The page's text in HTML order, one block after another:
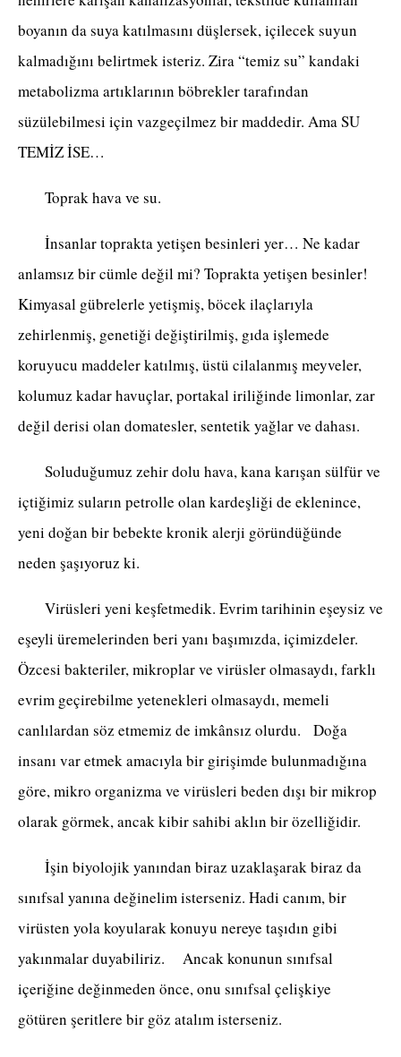
boyanın da suya katılmasını düşlersek, içilecek suyun
kalmadığını belirtmek isteriz. Zira “temiz su” kandaki
metabolizma artıklarının böbrekler tarafından
süzülebilmesi için vazgeçilmez bir maddedir. Ama SU
TEMİZ İSE…
Toprak hava ve su.
İnsanlar toprakta yetişen besinleri yer… Ne kadar
anlamsız bir cümle değil mi? Toprakta yetişen besinler!
Kimyasal gübrelerle yetişmiş, böcek ilaçlarıyla
zehirlenmiş, genetiği değiştirilmiş, gıda işlemede
koruyucu maddeler katılmış, üstü cilalanmış meyveler,
kolumuz kadar havuçlar, portakal iriliğinde limonlar, zar
değil derisi olan domatesler, sentetik yağlar ve dahası.
Soluduğumuz zehir dolu hava, kana karışan sülfür ve
içtiğimiz suların petrolle olan kardeşliği de eklenince,
yeni doğan bir bebekte kronik alerji göründüğünde
neden şaşıyoruz ki.
Virüsleri yeni keşfetmedik. Evrim tarihinin eşeysiz ve
eşeyli üremelerinden beri yanı başımızda, içimizdeler.
Özcesi bakteriler, mikroplar ve virüsler olmasaydı, farklı
evrim geçirebilme yetenekleri olmasaydı, memeli
canlılardan söz etmemiz de imkânsız olurdu. Doğa
insanı var etmek amacıyla bir girişimde bulunmadığına
göre, mikro organizma ve virüsleri beden dışı bir mikrop
olarak görmek, ancak kibir sahibi aklın bir özelliğidir.
İşin biyolojik yanından biraz uzaklaşarak biraz da
sınıfsal yanına değinelim isterseniz. Hadi canım, bir
virüsten yola koyularak konuyu nereye taşıdın gibi
yakınmalar duyabiliriz. Ancak konunun sınıfsal
içeriğine değinmeden önce, onu sınıfsal çelişkiye
götüren şeritlere bir göz atalım isterseniz.